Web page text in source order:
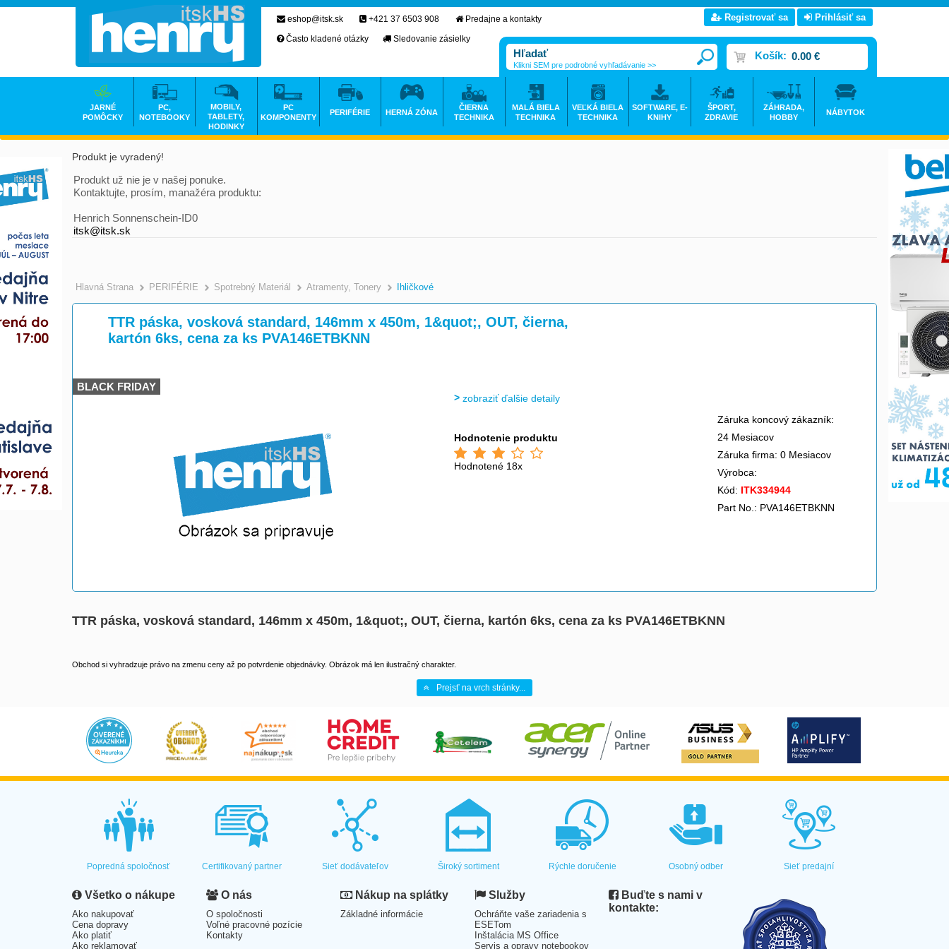
Produkt je vyradený!
Produkt už nie je v našej ponuke.
Kontaktujte, prosím, manažéra produktu:
Henrich Sonnenschein-ID0
itsk@itsk.sk
Hlavná Strana >
PERIFÉRIE >
Spotrebný Materiál >
Atramenty, Tonery >
Ihličkové
TTR páska, vosková standard, 146mm x 450m, 1&quot;, OUT, čierna,
kartón 6ks, cena za ks PVA146ETBKNN
BLACK FRIDAY
zobraziť ďalšie detaily
Hodnotenie produktu
Hodnotené 18x
Záruka koncový zákazník:
24 Mesiacov
Záruka firma: 0 Mesiacov
Výrobca:
Kód: ITK334944
Part No.: PVA146ETBKNN
TTR páska, vosková standard, 146mm x 450m, 1&quot;, OUT, čierna, kartón 6ks, cena za ks PVA146ETBKNN
Obchod si vyhradzuje právo na zmenu ceny až po potvrdenie objednávky. Obrázok má len ilustračný charakter.
Prejsť na vrch stránky...
eshop@itsk.sk +421 37 6503 908
Predajne a kontakty
Často kladené otázky
Sledovanie zásielky
Registrovať sa Prihlásiť sa
Košík: 0.00 €
Klikni SEM pre podrobné vyhľadávanie >>
JARNÉ
POMÔCKY
PC,
NOTEBOOKY
MOBILY,
TABLETY,
HODINKY
PC
KOMPONENTY
PERIFÉRIE HERNÁ ZÓNA
ČIERNA
TECHNIKA
MALÁ BIELA
TECHNIKA
VEĽKÁ BIELA
TECHNIKA
SOFTWARE, E-
KNIHY
ŠPORT,
ZDRAVIE
ZÁHRADA,
HOBBY
NÁBYTOK
Popredná spoločnosť Certifikovaný partner Sieť dodávateľov Široký sortiment Rýchle doručenie Osobný odber Sieť predajní
Všetko o nákupe
Ako nakupovať
Cena dopravy
Ako platiť
Ako reklamovať
O nás
O spoločnosti
Voľné pracovné pozície
Kontakty
Nákup na splátky
Základné informácie
Služby
Ochráňte vaše zariadenia s
ESETom
Inštalácia MS Office
Servis a opravy notebookov
Buďte s nami v
kontakte: